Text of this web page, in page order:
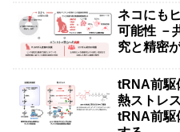
ネコにも
可能性 －
究と精密
tRNA前駆
熱ストレ
tRNA前駆